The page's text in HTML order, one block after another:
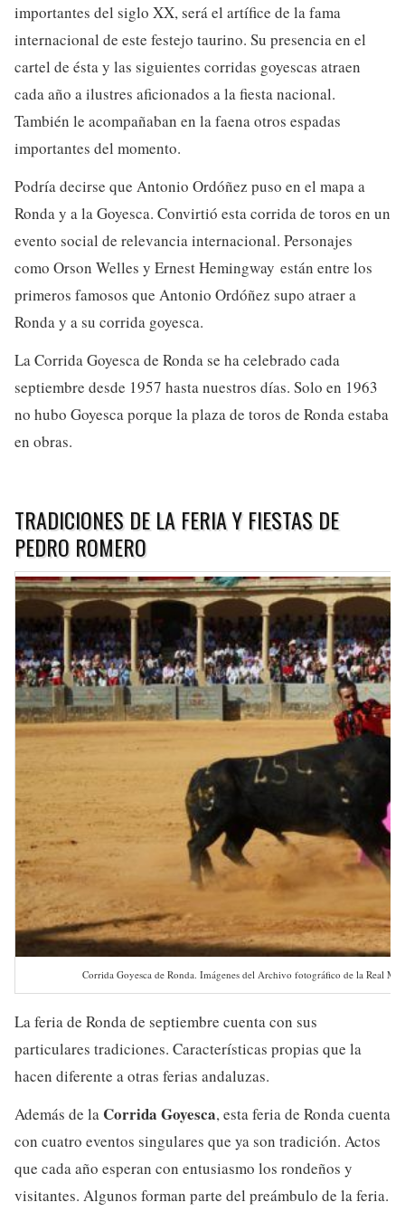
importantes del siglo XX, será el artífice de la fama
internacional de este festejo taurino. Su presencia en el
cartel de ésta y las siguientes corridas goyescas atraen
cada año a ilustres aficionados a la fiesta nacional.
También le acompañaban en la faena otros espadas
importantes del momento.
Podría decirse que Antonio Ordóñez puso en el mapa a
Ronda y a la Goyesca. Convirtió esta corrida de toros en un
evento social de relevancia internacional. Personajes
como Orson Welles y Ernest Hemingway están entre los
primeros famosos que Antonio Ordóñez supo atraer a
Ronda y a su corrida goyesca.
La Corrida Goyesca de Ronda se ha celebrado cada
septiembre desde 1957 hasta nuestros días. Solo en 1963
no hubo Goyesca porque la plaza de toros de Ronda estaba
en obras.
TRADICIONES DE LA FERIA Y FIESTAS DE
PEDRO ROMERO
Corrida Goyesca de Ronda. Imágenes del Archivo fotográfico de la Real
La feria de Ronda de septiembre cuenta con sus
particulares tradiciones. Características propias que la
hacen diferente a otras ferias andaluzas.
Además de la Corrida Goyesca, esta feria de Ronda cuenta
con cuatro eventos singulares que ya son tradición. Actos
que cada año esperan con entusiasmo los rondeños y
visitantes. Algunos forman parte del preámbulo de la feria.